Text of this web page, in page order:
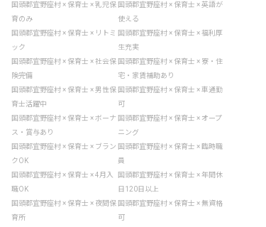
国頭郡宜野座村 × 保育士 × 乳児保
育のみ
国頭郡宜野座村 × 保育士 × 英語が
使える
国頭郡宜野座村 × 保育士 × リトミ
ック
国頭郡宜野座村 × 保育士 × 福利厚
生充実
国頭郡宜野座村 × 保育士 × 社会保
険完備
国頭郡宜野座村 × 保育士 × 寮・住
宅・家賃補助あり
国頭郡宜野座村 × 保育士 × 男性保
育士活躍中
国頭郡宜野座村 × 保育士 × 車通勤
可
国頭郡宜野座村 × 保育士 × ボーナ
ス・賞与あり
国頭郡宜野座村 × 保育士 × オープ
ニング
国頭郡宜野座村 × 保育士 × ブラン
クOK
国頭郡宜野座村 × 保育士 × 臨時職
員
国頭郡宜野座村 × 保育士 × 4月入
職OK
国頭郡宜野座村 × 保育士 × 年間休
日120日以上
国頭郡宜野座村 × 保育士 × 夜間保
育所
国頭郡宜野座村 × 保育士 × 無資格
可